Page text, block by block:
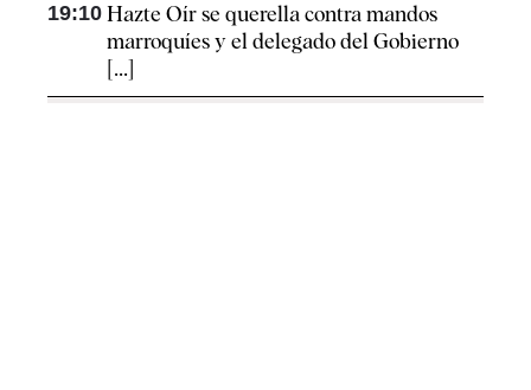
19:10 Hazte Oír se querella contra mandos
marroquíes y el delegado del Gobierno
[...]